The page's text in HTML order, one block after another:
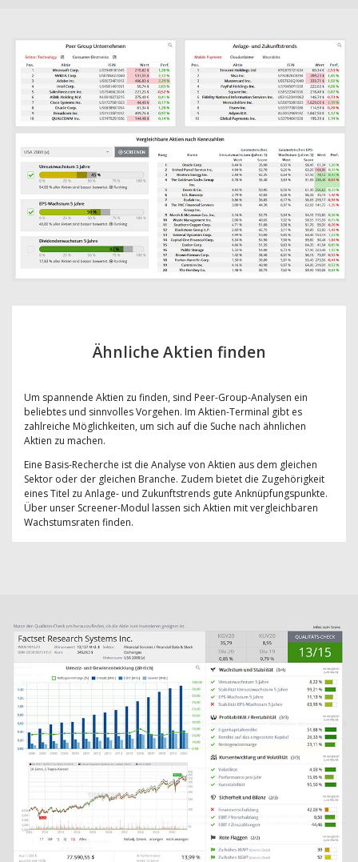
Ähnliche Aktien finden
Um spannende Aktien zu finden, sind Peer-Group-Analysen ein
beliebtes und sinnvolles Vorgehen. Im Aktien-Terminal gibt es
zahlreiche Möglichkeiten, um sich auf die Suche nach ähnlichen
Aktien zu machen.
Eine Basis-Recherche ist die Analyse von Aktien aus dem gleichen
Sektor oder der gleichen Branche. Zudem bietet die Zugehörigkeit
eines Titel zu Anlage- und Zukunftstrends gute Anknüpfungspunkte.
Über unser Screener-Modul lassen sich Aktien mit vergleichbaren
Wachstumsraten finden.